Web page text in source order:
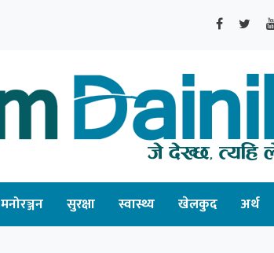
मनोरञ्जन सुरक्षा स्वास्थ्य खेलकुद अर्थ